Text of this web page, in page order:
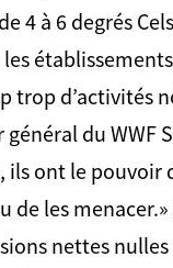
4 à 6 degrés
trop d’activités
du WWF
ils ont le pouvoir
de les
nettes